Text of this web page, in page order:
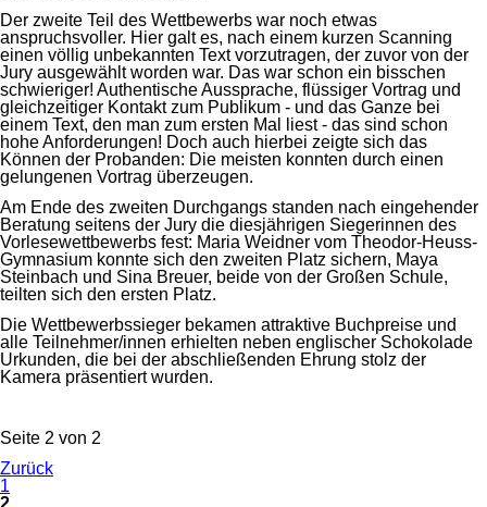
Der zweite Teil des Wettbewerbs war noch etwas
anspruchsvoller. Hier galt es, nach einem kurzen Scanning
einen völlig unbekannten Text vorzutragen, der zuvor von der
Jury ausgewählt worden war. Das war schon ein bisschen
schwieriger! Authentische Aussprache, flüssiger Vortrag und
gleichzeitiger Kontakt zum Publikum - und das Ganze bei
einem Text, den man zum ersten Mal liest - das sind schon
hohe Anforderungen! Doch auch hierbei zeigte sich das
Können der Probanden: Die meisten konnten durch einen
gelungenen Vortrag überzeugen.
Am Ende des zweiten Durchgangs standen nach eingehender
Beratung seitens der Jury die diesjährigen Siegerinnen des
Vorlesewettbewerbs fest: Maria Weidner vom Theodor-Heuss-
Gymnasium konnte sich den zweiten Platz sichern, Maya
Steinbach und Sina Breuer, beide von der Großen Schule,
teilten sich den ersten Platz.
Die Wettbewerbssieger bekamen attraktive Buchpreise und
alle Teilnehmer/innen erhielten neben englischer Schokolade
Urkunden, die bei der abschließenden Ehrung stolz der
Kamera präsentiert wurden.
Seite 2 von 2
Zurück
1
2